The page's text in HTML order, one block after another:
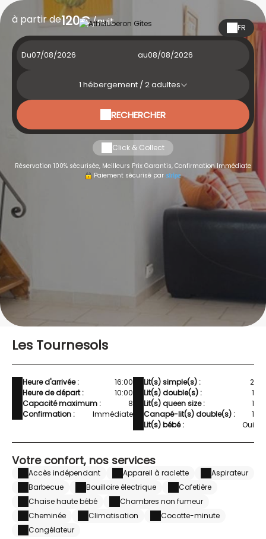
FR
à partir de120€/nuit
Du au
1 hébergement /2adultes
RECHERCHER
Click & Collect
Réservation 100% sécurisée, Meilleurs Prix Garantis, Confirmation Immédiate
Paiement sécurisé par
Les Tournesols
Heure d'arrivée :
16:00
Heure de départ :
10:00
Capacité maximum :
8
Confirmation :
Immédiate
Lit(s) simple(s) :
2
Lit(s) double(s) :
1
Lit(s) queen size :
1
Canapé-lit(s) double(s) :
1
Lit(s) bébé :
Oui
Votre confort, nos services
Accès indépendant Appareil à raclette
Aspirateur
Barbecue
Bouilloire électrique
Cafetière
Chaise haute bébé
Chambres non fumeur
Cheminée
Climatisation
Cocotte-minute
Congélateur